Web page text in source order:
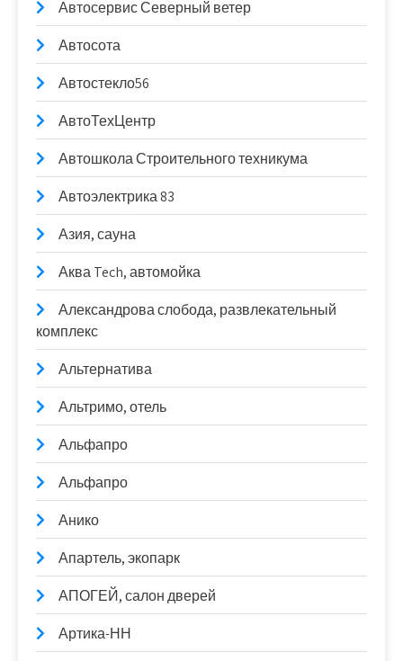
Автосервис Северный ветер
Автосота
Автостекло56
АвтоТехЦентр
Автошкола Строительного техникума
Автоэлектрика 83
Азия, сауна
Аква Tech, автомойка
Александрова слобода, развлекательный
комплекс
Альтернатива
Альтримо, отель
Альфапро
Альфапро
Анико
Апартель, экопарк
АПОГЕЙ, салон дверей
Артика-НН